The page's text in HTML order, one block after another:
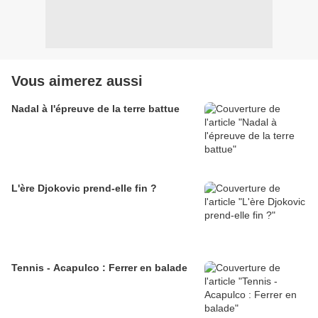
Vous aimerez aussi
Nadal à l'épreuve de la terre battue
L'ère Djokovic prend-elle fin ?
Tennis - Acapulco : Ferrer en balade